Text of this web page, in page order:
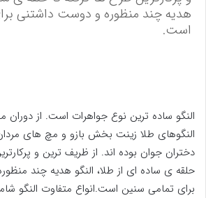
هدیه چند منظوره و دوست داشتنی
است.
النگو ساده ترین نوع جواهرات است. از دوران
النگوهای طلا زینت بخش بازو و مچ های مردان
دختران جوان بوده اند. از ظریف ترین و
حلقه ی ساده ای از طلا، النگو هدیه چند
برای تمامی سنین است.انواع متفاوت النگو